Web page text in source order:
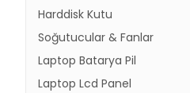
Harddisk Kutu
Soğutucular & Fanlar
Laptop Batarya Pil
Laptop Lcd Panel